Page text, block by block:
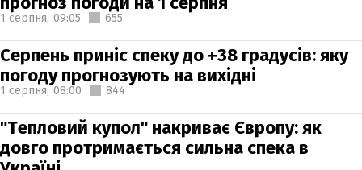
1 серпня, 09:05 655
Серпень приніс спеку до +38 градусів: яку
погоду прогнозують на вихідні
1 серпня, 08:00 844
"Тепловий купол" накриває Європу: як
довго протримається сильна спека в